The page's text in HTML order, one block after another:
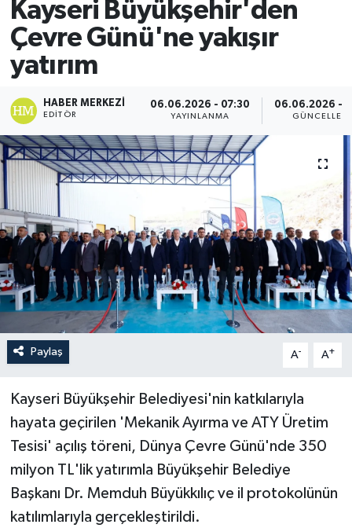
Kayseri Büyükşehir'den
Çevre Günü'ne yakışır
yatırım
HABER MERKEZI
EDITÖR
06.06.2026 - 07:30
YAYINLANMA
06.06.2026 -
Paylaş A- A+
Kayseri Büyükşehir Belediyesi'nin katkılarıyla
hayata geçirilen 'Mekanik Ayırma ve ATY Üretim
Tesisi' açılış töreni, Dünya Çevre Günü'nde 350
milyon TL'lik yatırımla Büyükşehir Belediye
Başkanı Dr. Memduh Büyükkılıç ve il protokolünün
katılımlarıyla gerçekleştirildi.
Haber Arşivi